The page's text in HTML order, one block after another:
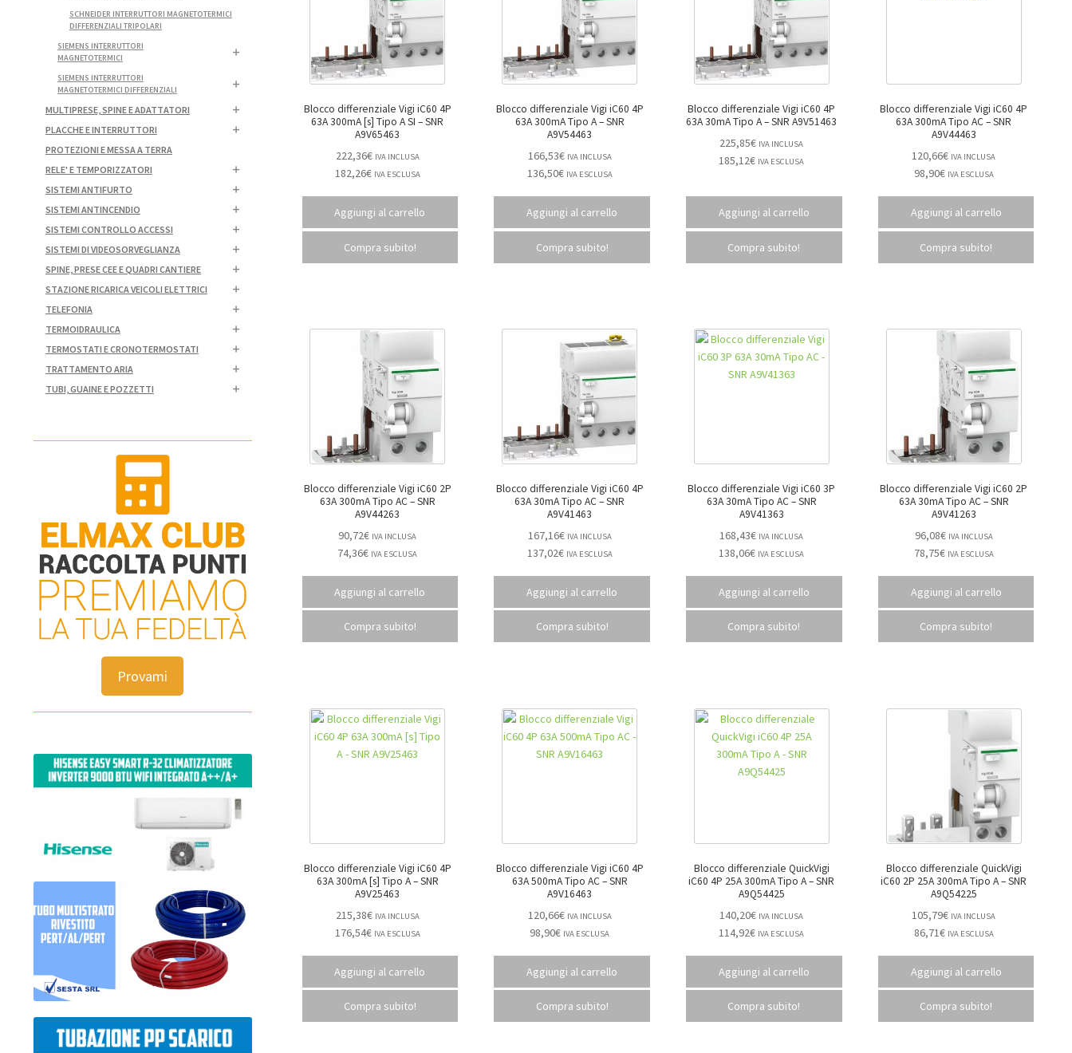
Blocco differenziale Vigi iC60 4P
63A 300mA [s] Tipo A SI – SNR
A9V65463
222,36€ IVA INCLUSA
182,26€ IVA ESCLUSA
Aggiungi al carrello
Compra subito!
Blocco differenziale Vigi iC60 4P
63A 300mA Tipo A – SNR
A9V54463
166,53€ IVA INCLUSA
136,50€ IVA ESCLUSA
Aggiungi al carrello
Compra subito!
Blocco differenziale Vigi iC60 4P
63A 30mA Tipo A – SNR A9V51463
225,85€ IVA INCLUSA
185,12€ IVA ESCLUSA
Aggiungi al carrello
Compra subito!
Blocco differenziale Vigi iC60 4P
63A 300mA Tipo AC – SNR
A9V44463
120,66€ IVA INCLUSA
98,90€ IVA ESCLUSA
Aggiungi al carrello
Compra subito!
Blocco differenziale Vigi iC60 2P
63A 300mA Tipo AC – SNR
A9V44263
90,72€ IVA INCLUSA
74,36€ IVA ESCLUSA
Aggiungi al carrello
Compra subito!
Blocco differenziale Vigi iC60 4P
63A 30mA Tipo AC – SNR
A9V41463
167,16€ IVA INCLUSA
137,02€ IVA ESCLUSA
Aggiungi al carrello
Compra subito!
Blocco differenziale Vigi iC60 3P
63A 30mA Tipo AC – SNR
A9V41363
168,43€ IVA INCLUSA
138,06€ IVA ESCLUSA
Aggiungi al carrello
Compra subito!
Blocco differenziale Vigi iC60 2P
63A 30mA Tipo AC – SNR
A9V41263
96,08€ IVA INCLUSA
78,75€ IVA ESCLUSA
Aggiungi al carrello
Compra subito!
Blocco differenziale Vigi iC60 4P
63A 300mA [s] Tipo A – SNR
A9V25463
215,38€ IVA INCLUSA
176,54€ IVA ESCLUSA
Aggiungi al carrello
Compra subito!
Blocco differenziale Vigi iC60 4P
63A 500mA Tipo AC – SNR
A9V16463
120,66€ IVA INCLUSA
98,90€ IVA ESCLUSA
Aggiungi al carrello
Compra subito!
Blocco differenziale QuickVigi
iC60 4P 25A 300mA Tipo A – SNR
A9Q54425
140,20€ IVA INCLUSA
114,92€ IVA ESCLUSA
Aggiungi al carrello
Compra subito!
Blocco differenziale QuickVigi
iC60 2P 25A 300mA Tipo A – SNR
A9Q54225
105,79€ IVA INCLUSA
86,71€ IVA ESCLUSA
Aggiungi al carrello
Compra subito!
SCHNEIDER INTERRUTTORI MAGNETOTERMICI
DIFFERENZIALI TRIPOLARI
SIEMENS INTERRUTTORI
MAGNETOTERMICI
SIEMENS INTERRUTTORI
MAGNETOTERMICI DIFFERENZIALI
MULTIPRESE, SPINE E ADATTATORI
PLACCHE E INTERRUTTORI
PROTEZIONI E MESSA A TERRA
RELE' E TEMPORIZZATORI
SISTEMI ANTIFURTO
SISTEMI ANTINCENDIO
SISTEMI CONTROLLO ACCESSI
SISTEMI DI VIDEOSORVEGLIANZA
SPINE, PRESE CEE E QUADRI CANTIERE
STAZIONE RICARICA VEICOLI ELETTRICI
TELEFONIA
TERMOIDRAULICA
TERMOSTATI E CRONOTERMOSTATI
TRATTAMENTO ARIA
TUBI, GUAINE E POZZETTI
Provami